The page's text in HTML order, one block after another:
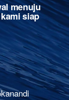
menuju
siap